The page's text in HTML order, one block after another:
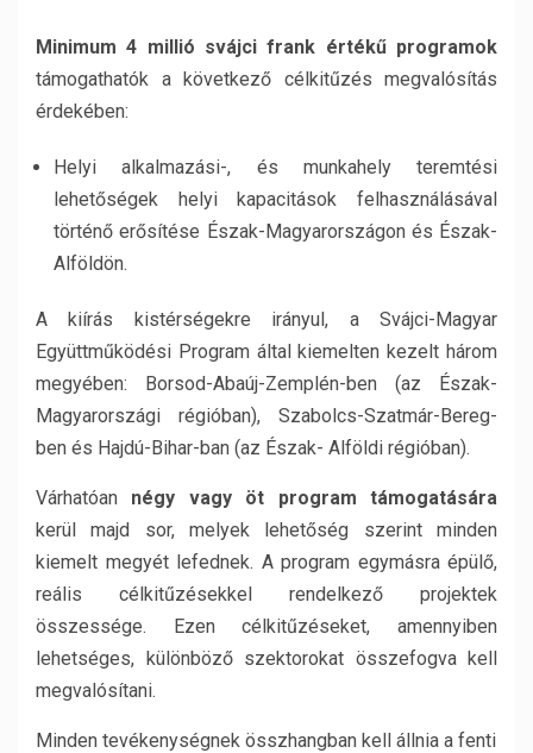
Minimum 4 millió svájci frank értékű programok
támogathatók a következő célkitűzés megvalósítás
érdekében:
Helyi alkalmazási-, és munkahely teremtési
lehetőségek helyi kapacitások felhasználásával
történő erősítése Észak-Magyarországon és Észak-
Alföldön.
A kiírás kistérségekre irányul, a Svájci-Magyar
Együttműködési Program által kiemelten kezelt három
megyében: Borsod-Abaúj-Zemplén-ben (az Észak-
Magyarországi régióban), Szabolcs-Szatmár-Bereg-
ben és Hajdú-Bihar-ban (az Észak- Alföldi régióban).
Várhatóan négy vagy öt program támogatására
kerül majd sor, melyek lehetőség szerint minden
kiemelt megyét lefednek. A program egymásra épülő,
reális célkitűzésekkel rendelkező projektek
összessége. Ezen célkitűzéseket, amennyiben
lehetséges, különböző szektorokat összefogva kell
megvalósítani.
Minden tevékenységnek összhangban kell állnia a fenti